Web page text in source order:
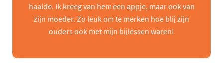
haalde. Ik kreeg van hem een appje, maar ook van
zijn moeder. Zo leuk om te merken hoe blij zijn
ouders ook met mijn bijlessen waren!